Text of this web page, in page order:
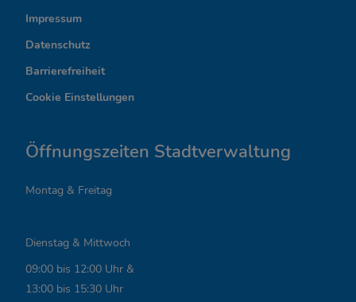
r
e
s
a
t
L
i
Impressum
Datenschutz
Barrierefreiheit
Cookie Einstellungen
Öffnungszeiten Stadtverwaltung
Montag & Freitag
Dienstag & Mittwoch
09:00 bis 12:00 Uhr &
13:00 bis 15:30 Uhr